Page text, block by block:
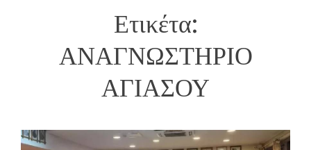
Ετικέτα:
ΑΝΑΓΝΩΣΤΗΡΙΟ
ΑΓΙΑΣΟΥ